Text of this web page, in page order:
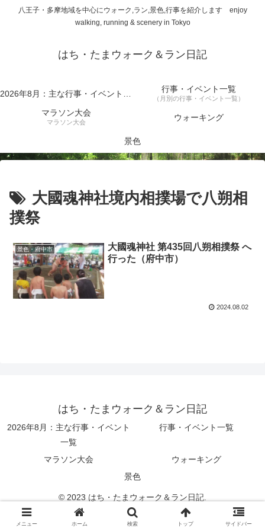
八王子・多摩地域を中心にウォーク,ラン,景色,行事を紹介します enjoy
walking, running & scenery in Tokyo
はち・たまウォーク＆ラン日記
2026年8月：主な行事・イベント一覧 行事・イベント一覧
（月別の行事・イベント一覧）
マラソン大会
マラソン大会 ウォーキング
景色
大國魂神社境内相撲場で八朔相
撲祭
景色・府中市
大國魂神社 第435回八朔相撲祭 へ
行った（府中市）
2024.08.02
はち・たまウォーク＆ラン日記
2026年8月：主な行事・イベント
一覧
行事・イベント一覧
マラソン大会
ウォーキング
景色
© 2023 はち・たまウォーク＆ラン日記.
メニュー ホーム 検索 トップ サイドバー